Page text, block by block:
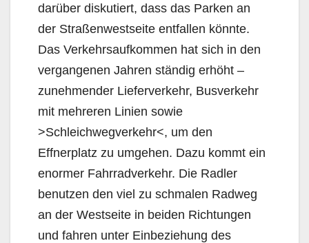
darüber diskutiert, dass das Parken an
der Straßenwestseite entfallen könnte.
Das Verkehrsaufkommen hat sich in den
vergangenen Jahren ständig erhöht –
zunehmender Lieferverkehr, Busverkehr
mit mehreren Linien sowie
>Schleichwegverkehr<, um den
Effnerplatz zu umgehen. Dazu kommt ein
enormer Fahrradverkehr. Die Radler
benutzen den viel zu schmalen Radweg
an der Westseite in beiden Richtungen
und fahren unter Einbeziehung des